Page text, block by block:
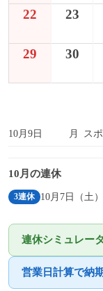
22 23
29 30
10月9日 月 ス
10月の連休
3連休 10月7日（土
連休シミュレー
営業日計算で納